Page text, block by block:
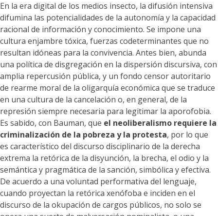
En la era digital de los medios insecto, la difusión intensiva
difumina las potencialidades de la autonomía y la capacidad
racional de información y conocimiento. Se impone una
cultura enjambre tóxica, fuerzas codeterminantes que no
resultan idóneas para la convivencia. Antes bien, abunda
una política de disgregación en la dispersión discursiva, con
amplia repercusión pública, y un fondo censor autoritario
de rearme moral de la oligarquía económica que se traduce
en una cultura de la cancelación o, en general, de la
represión siempre necesaria para legitimar la aporofobia.
Es sabido, con Bauman, que el neoliberalismo requiere la
criminalización de la pobreza y la protesta, por lo que
es característico del discurso disciplinario de la derecha
extrema la retórica de la disyunción, la brecha, el odio y la
semántica y pragmática de la sanción, simbólica y efectiva.
De acuerdo a una voluntad performativa del lenguaje,
cuando proyectan la retórica xenófoba e inciden en el
discurso de la okupación de cargos públicos, no solo se